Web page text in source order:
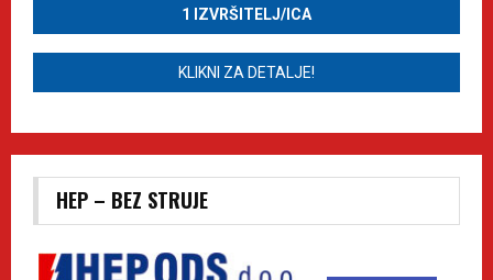
1 IZVRŠITELJ/ICA
KLIKNI ZA DETALJE!
HEP – BEZ STRUJE